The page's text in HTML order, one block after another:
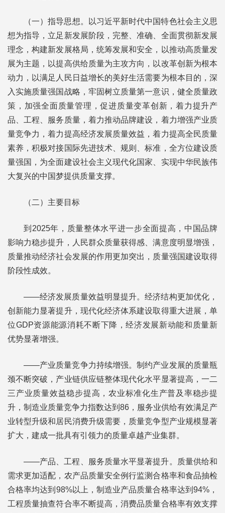
（一）指导思想。以习近平新时代中国特色社会主义思
想为指导，立足新发展阶段，完整、准确、全面贯彻新发展
理念，构建新发展格局，统筹发展和安全，以推动高质量发
展为主题，以提高供给质量为主攻方向，以改革创新为根本
动力，以满足人民日益增长的美好生活需要为根本目的，深
入实施质量强国战略，牢固树立质量第一意识，健全质量政
策，加强全面质量管理，促进质量变革创新，着力提升产
品、工程、服务质量，着力推动品牌建设，着力增强产业质
量竞争力，着力提高经济发展质量效益，着力提高全民质量
素养，积极对接国际先进技术、规则、标准，全方位建设质
量强国，为全面建设社会主义现代化国家、实现中华民族伟
大复兴的中国梦提供质量支撑。
（二）主要目标
到2025年，质量整体水平进一步全面提高，中国品牌
影响力稳步提升，人民群众质量获得感、满意度明显增强，
质量推动经济社会发展的作用更加突出，质量强国建设取得
阶段性成效。
——经济发展质量效益明显提升。经济结构更加优化，
创新能力显著提升，现代化经济体系建设取得重大进展，单
位GDP资源能源消耗不断下降，经济发展新动能和质量新
优势显著增强。
——产业质量竞争力持续增强。制约产业发展的质量瓶
颈不断突破，产业链供应链整体现代化水平显著提高，一二
三产业质量效益稳步提高，农业标准化生产普及率稳步提
升，制造业质量竞争力指数达到86，服务业供给有效满足产
业转型升级和居民消费升级需要，质量竞争型产业规模显著
扩大，建成一批具有引领力的质量卓越产业集群。
——产品、工程、服务质量水平显著提升。质量供给和
需求更加适配，农产品质量安全例行监测合格率和食品抽检
合格率均达到98%以上，制造业产品质量合格率达到94%，
工程质量抽查符合率不断提高，消费品质量合格率有效支撑